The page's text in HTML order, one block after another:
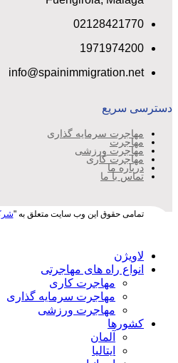
02128421770
1971974200
info@spainimmigration.net
دسترسی سریع
مهاجرت سرمایه گذاری
مهاجرت
مهاجرت ورزشی
مهاجرت کاری
درباره ما
تماس با ما
تمامی حقوق این وب سایت متعلق به "
لاویژن
انواع راه های مهاجرتی
مهاجرت کاری
مهاجرت سرمایه گذاری
مهاجرت ورزشی
کشورها
آلمان
ایتالیا